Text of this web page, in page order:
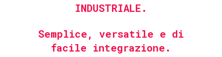
INDUSTRIALE.
Semplice, versatile e di
facile integrazione.